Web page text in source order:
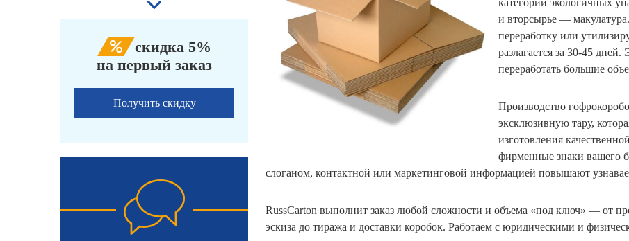
скидка 5%
на первый заказ
Получить скидку
категории экологичных
и вторсырье —
переработку или
разлагается за 30-45
переработать большие
Производство
эксклюзивную тару,
изготовления
фирменные знаки вашего
слоганом, контактной или маркетинговой информацией повышают
RussCarton выполнит заказ любой сложности и объема «под ключ» — от
эскиза до тиража и доставки коробок. Работаем с юридическими и